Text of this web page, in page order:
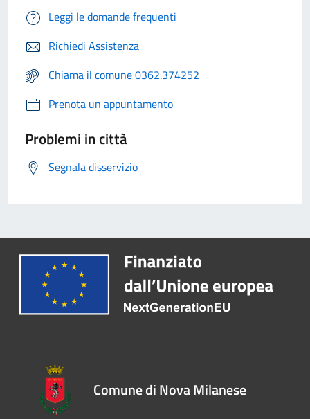
Leggi le domande frequenti
Richiedi Assistenza
Chiama il comune 0362.374252
Prenota un appuntamento
Problemi in città
Segnala disservizio
Comune di Nova Milanese